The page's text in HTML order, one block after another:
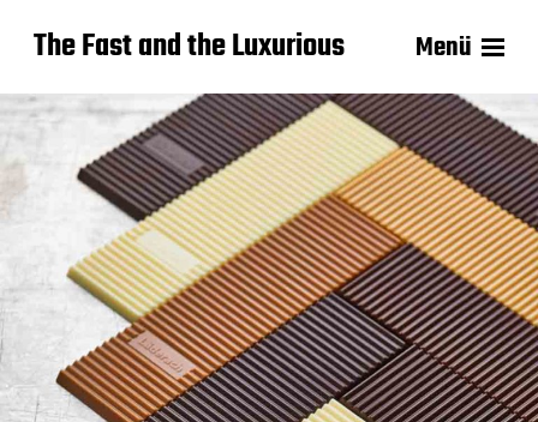
The Fast and the Luxurious Menü